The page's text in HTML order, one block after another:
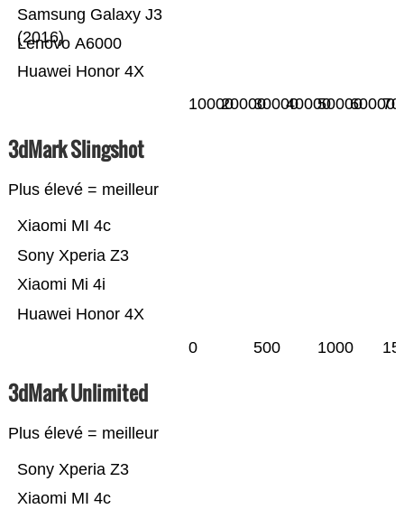
Huawei Honor 4X
Lenovo A6000
Samsung Galaxy J3
(2016)
100002000030000400005000060000
3dMark Slingshot
Plus élevé = meilleur
Huawei Honor 4X
Xiaomi Mi 4i
Sony Xperia Z3
Xiaomi MI 4c
0 500 1000
3dMark Unlimited
Plus élevé = meilleur
Xiaomi MI 4c
Sony Xperia Z3